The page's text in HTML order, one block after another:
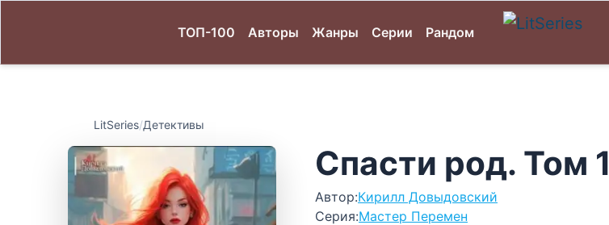
ТОП-100 Авторы Жанры Серии Рандом
LitSeries/Детективы
Спасти род. Том 1
Автор:Кирилл Довыдовский
Серия:Мастер Перемен